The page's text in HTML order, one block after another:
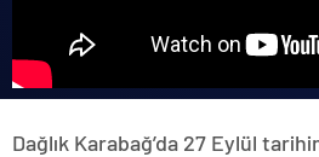
Dağlık Karabağ’da 27 Eylül